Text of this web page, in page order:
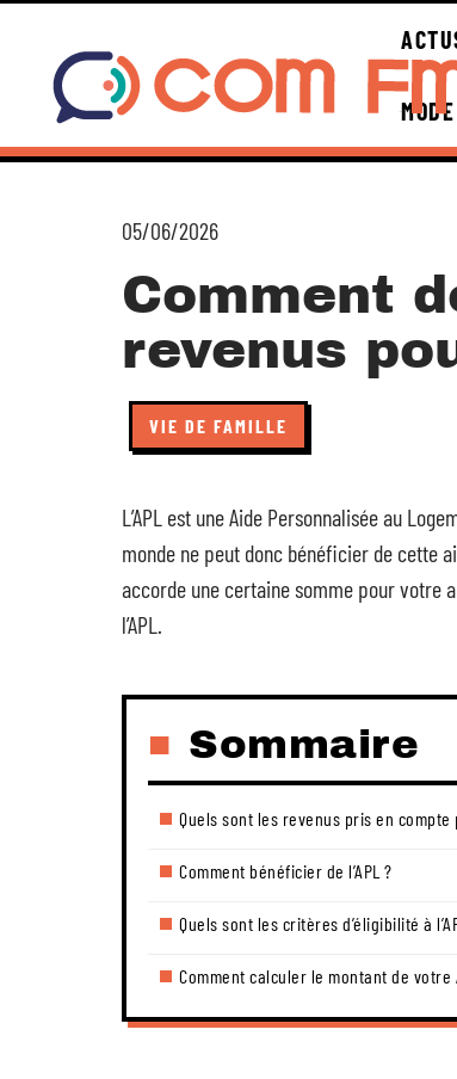
MODE
05/06/2026
Comment
revenus
VIE DE FAMILLE
L’APL est une Aide Personnalisée au
monde ne peut donc bénéficier de cette
accorde une certaine somme pour votre
l’APL.
Sommaire
Quels sont les revenus pris en compte
Comment bénéficier de l’APL ?
Quels sont les critères d’éligibilité à
Comment calculer le montant de votre